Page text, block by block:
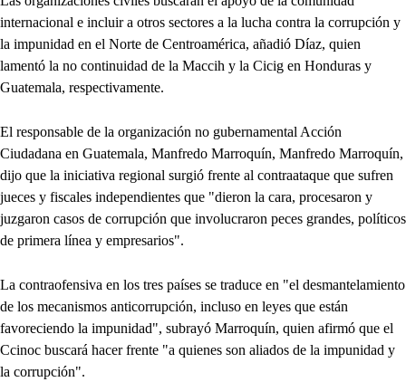
internacional e incluir a otros sectores a la lucha contra la corrupción y
la impunidad en el Norte de Centroamérica, añadió Díaz, quien
lamentó la no continuidad de la Maccih y la Cicig en Honduras y
Guatemala, respectivamente.
El responsable de la organización no gubernamental Acción
Ciudadana en Guatemala, Manfredo Marroquín, Manfredo Marroquín,
dijo que la iniciativa regional surgió frente al contraataque que sufren
jueces y fiscales independientes que "dieron la cara, procesaron y
juzgaron casos de corrupción que involucraron peces grandes, políticos
de primera línea y empresarios".
La contraofensiva en los tres países se traduce en "el desmantelamiento
de los mecanismos anticorrupción, incluso en leyes que están
favoreciendo la impunidad", subrayó Marroquín, quien afirmó que el
Ccinoc buscará hacer frente "a quienes son aliados de la impunidad y
la corrupción".